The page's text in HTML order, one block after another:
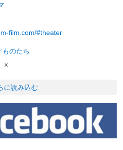
film.com/#theater
ものたち
X
に読み込む